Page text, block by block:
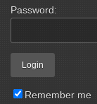
Password:
Remember me